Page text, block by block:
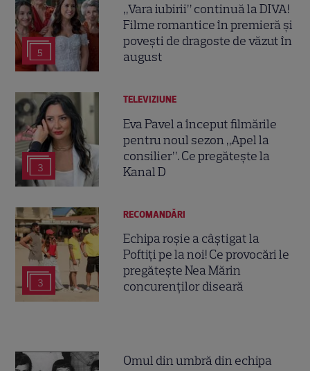
5
„Vara iubirii” continuă la DIVA!
Filme romantice în premieră și
povești de dragoste de văzut în
august
3
TELEVIZIUNE
Eva Pavel a început filmările
pentru noul sezon „Apel la
consilier”. Ce pregătește la
Kanal D
3
RECOMANDĂRI
Echipa roșie a câștigat la
Poftiți pe la noi! Ce provocări le
pregătește Nea Mărin
concurenților diseară
Omul din umbră din echipa